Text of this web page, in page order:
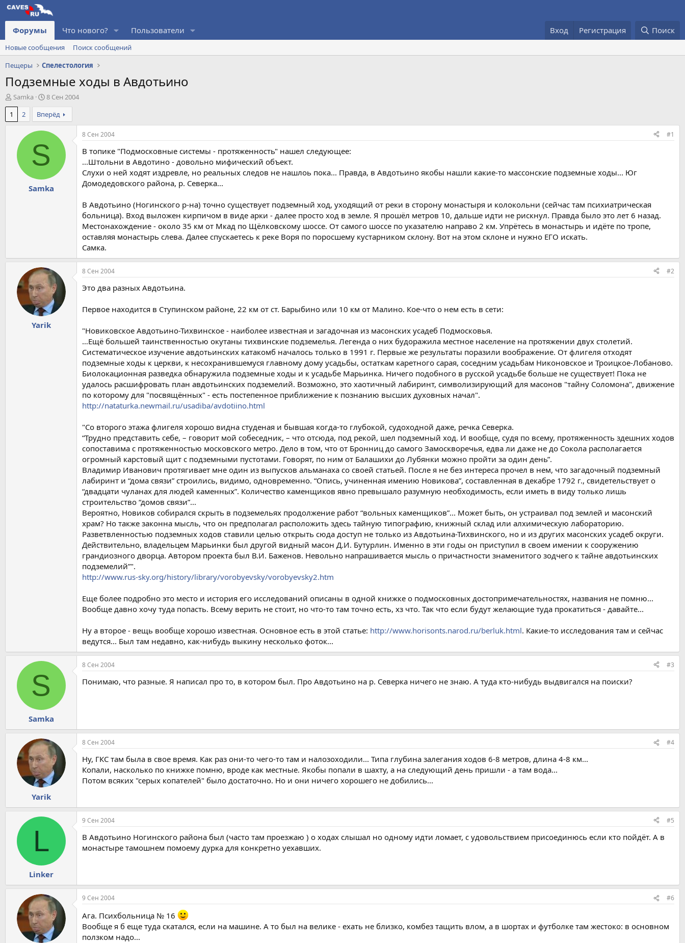
Форумы Что нового? Пользователи Вход Регистрация Поиск
Новые сообщения
Поиск сообщений
Пещеры
Спелестология
Подземные ходы в Авдотьино
А
в
о
м
Samka
Д
т
а
н
ч
а
а
8 Сен 2004
1
2 Вперёд
S
Samka
8 Сен 2004 #1
В топике "Подмосковные системы - протяженность" нашел следующее:
...Штольни в Авдотино - довольно мифический объект.
Слухи о ней ходят издревле, но реальных следов не нашлоь пока... Правда, в Авдотьино якобы нашли какие-то массонские подземные ходы... Юг
Домодедовского района, р. Северка...
В Авдотьино (Ногинского р-на) точно существует подземный ход, уходящий от реки в сторону монастыря и колокольни (сейчас там психиатрическая
больница). Вход выложен кирпичом в виде арки - далее просто ход в земле. Я прошёл метров 10, дальше идти не рискнул. Правда было это лет 6 назад.
Местонахождение - около 35 км от Мкад по Щёлковскому шоссе. От самого шоссе по указателю направо 2 км. Упрётесь в монастырь и идёте по тропе,
оставляя монастырь слева. Далее спускаетесь к реке Воря по поросшему кустарником склону. Вот на этом склоне и нужно ЕГО искать.
Самка.
Yarik
8 Сен 2004 #2
Это два разных Авдотьина.
Первое находится в Ступинском районе, 22 км от ст. Барыбино или 10 км от Малино. Кое-что о нем есть в сети:
"Новиковское Авдотьино-Тихвинское - наиболее известная и загадочная из масонских усадеб Подмосковья.
…Ещё большей таинственностью окутаны тихвинские подземелья. Легенда о них будоражила местное население на протяжении двух столетий.
Систематическое изучение авдотьинских катакомб началось только в 1991 г. Первые же результаты поразили воображение. От флигеля отходят
подземные ходы к церкви, к несохранившемуся главному дому усадьбы, остаткам каретного сарая, соседним усадьбам Никоновское и Троицкое-Лобаново.
Биолокационная разведка обнаружила подземные ходы и к усадьбе Марьинка. Ничего подобного в русской усадьбе больше не существует! Пока не
удалось расшифровать план авдотьинских подземелий. Возможно, это хаотичный лабиринт, символизирующий для масонов "тайну Соломона", движение
по которому для "посвящённых" - есть постепенное приближение к познанию высших духовных начал".
http://nataturka.newmail.ru/usadiba/avdotiino.html
"Со второго этажа флигеля хорошо видна студеная и бывшая когда-то глубокой, судоходной даже, речка Северка.
“Трудно представить себе, – говорит мой собеседник, – что отсюда, под рекой, шел подземный ход. И вообще, судя по всему, протяженность здешних ходов
сопоставима с протяженностью московского метро. Дело в том, что от Бронниц до самого Замоскворечья, едва ли даже не до Сокола располагается
огромный карстовый щит с подземными пустотами. Говорят, по ним от Балашихи до Лубянки можно пройти за один день”.
Владимир Иванович протягивает мне один из выпусков альманаха со своей статьей. После я не без интереса прочел в нем, что загадочный подземный
лабиринт и “дома связи” строились, видимо, одновременно. “Опись, учиненная имению Новикова”, составленная в декабре 1792 г., свидетельствует о
“двадцати чуланах для людей каменных”. Количество каменщиков явно превышало разумную необходимость, если иметь в виду только лишь
строительство “домов связи”...
Вероятно, Новиков собирался скрыть в подземельях продолжение работ “вольных каменщиков”... Может быть, он устраивал под землей и масонский
храм? Но также законна мысль, что он предполагал расположить здесь тайную типографию, книжный склад или алхимическую лабораторию.
Разветвленностью подземных ходов ставили целью открыть сюда доступ не только из Авдотьина-Тихвинского, но и из других масонских усадеб округи.
Действительно, владельцем Марьинки был другой видный масон Д.И. Бутурлин. Именно в эти годы он приступил в своем имении к сооружению
грандиозного дворца. Автором проекта был В.И. Баженов. Невольно напрашивается мысль о причастности знаменитого зодчего к тайне авдотьинских
подземелий”".
http://www.rus-sky.org/history/library/vorobyevsky/vorobyevsky2.htm
Еще более подробно это место и история его исследований описаны в одной книжке о подмосковных достопримечательностях, названия не помню...
Вообще давно хочу туда попасть. Всему верить не стоит, но что-то там точно есть, хз что. Так что если будут желающие туда прокатиться - давайте...
Ну а второе - вещь вообще хорошо известная. Основное есть в этой статье: http://www.horisonts.narod.ru/berluk.html. Какие-то исследования там и сейчас
ведутся... Был там недавно, как-нибудь выкину несколько фоток...
S
Samka
8 Сен 2004 #3
Понимаю, что разные. Я написал про то, в котором был. Про Авдотьино на р. Северка ничего не знаю. А туда кто-нибудь выдвигался на поиски?
Yarik
8 Сен 2004 #4
Ну, ГКС там была в свое время. Как раз они-то чего-то там и налозоходили... Типа глубина залегания ходов 6-8 метров, длина 4-8 км...
Копали, насколько по книжке помню, вроде как местные. Якобы попали в шахту, а на следующий день пришли - а там вода...
Потом всяких "серых копателей" было достаточно. Но и они ничего хорошего не добились...
L
Linker
9 Сен 2004 #5
В Авдотьино Ногинского района был (часто там проезжаю ) о ходах слышал но одному идти ломает, с удовольствием присоединюсь если кто пойдёт. А в
монастыре тамошнем помоему дурка для конкретно уехавших.
9 Сен 2004 #6
Ага. Психбольница № 16
Вообще я б еще туда скатался, если на машине. А то был на велике - ехать не близко, комбез тащить влом, а в шортах и футболке там жестоко: в основном
ползком надо...